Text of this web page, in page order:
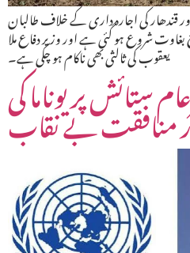
قندھار کی اجارہ داری کے خلاف طالبان
بغاوت شروع ہو گئی ہے اور وزیر دفاع ملا
یعقوب کی ثالثی بھی ناکام ہو چکی ہے۔
ستائش پر یوناما کی
منافقت بے نقاب